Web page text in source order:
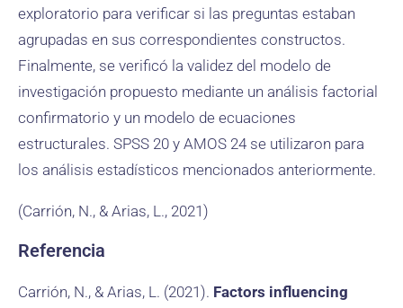
exploratorio para verificar si las preguntas estaban
agrupadas en sus correspondientes constructos.
Finalmente, se verificó la validez del modelo de
investigación propuesto mediante un análisis factorial
confirmatorio y un modelo de ecuaciones
estructurales. SPSS 20 y AMOS 24 se utilizaron para
los análisis estadísticos mencionados anteriormente.
(Carrión, N., & Arias, L., 2021)
Referencia
Carrión, N., & Arias, L. (2021). Factors influencing